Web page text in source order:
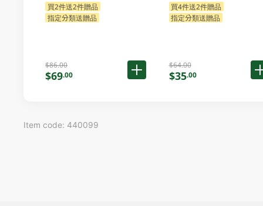
買2件送2件贈品
指定分類送贈品
$86.00
$69.00
買4件送2件贈品
指定分類送贈品
$64.00
$35.00
Item code: 440099